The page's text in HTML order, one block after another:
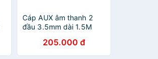
Cáp AUX âm thanh 2
đầu 3.5mm dài 1.5M
phải AV139 Ugreen
40185 Hàng chính hãng
205.000 đ